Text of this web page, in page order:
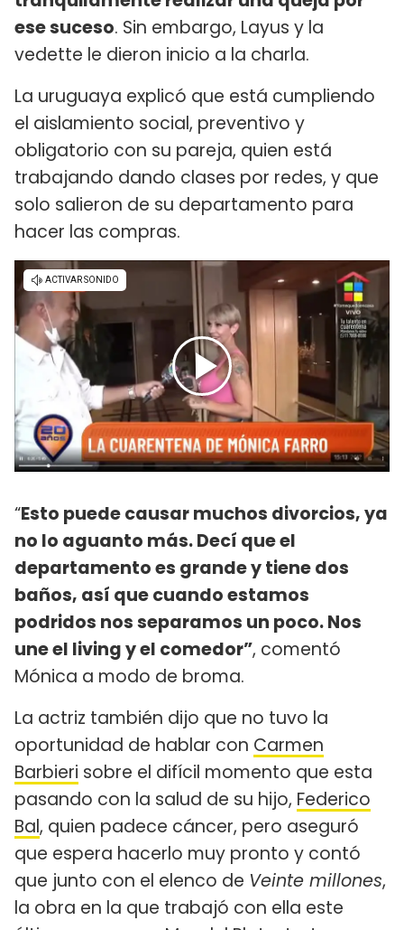
ese suceso. Sin embargo, Layus y la
vedette le dieron inicio a la charla.
La uruguaya explicó que está cumpliendo
el aislamiento social, preventivo y
obligatorio con su pareja, quien está
trabajando dando clases por redes, y que
solo salieron de su departamento para
hacer las compras.
“Esto puede causar muchos divorcios, ya
no lo aguanto más. Decí que el
departamento es grande y tiene dos
baños, así que cuando estamos
podridos nos separamos un poco. Nos
une el living y el comedor”, comentó
Mónica a modo de broma.
La actriz también dijo que no tuvo la
oportunidad de hablar con Carmen
Barbieri sobre el difícil momento que esta
pasando con la salud de su hijo, Federico
Bal, quien padece cáncer, pero aseguró
que espera hacerlo muy pronto y contó
que junto con el elenco de Veinte millones,
la obra en la que trabajó con ella este